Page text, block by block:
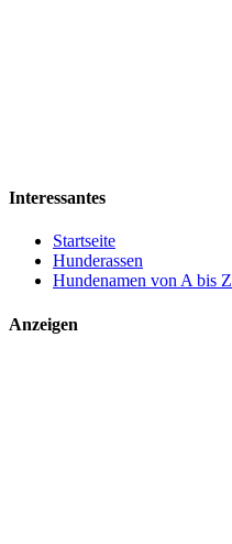
Interessantes
Startseite
Hunderassen
Hundenamen von A bis Z
Anzeigen